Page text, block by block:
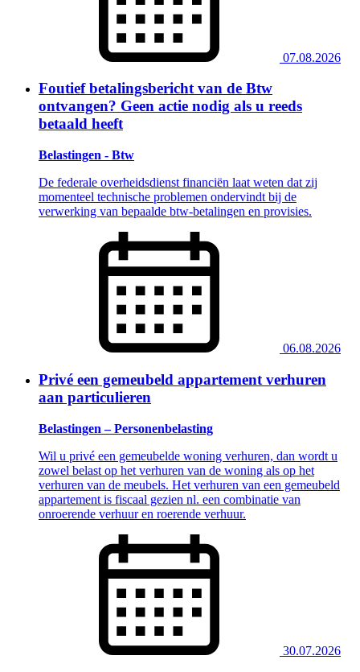
07.08.2026
Foutief betalingsbericht van de Btw
ontvangen? Geen actie nodig als u reeds
betaald heeft
Belastingen - Btw
De federale overheidsdienst financiën laat weten dat zij
momenteel technische problemen ondervindt bij de
verwerking van bepaalde btw-betalingen en provisies.
06.08.2026
Privé een gemeubeld appartement verhuren
aan particulieren
Belastingen – Personenbelasting
Wil u privé een gemeubelde woning verhuren, dan wordt u
zowel belast op het verhuren van de woning als op het
verhuren van de meubels. Het verhuren van een gemeubeld
appartement is fiscaal gezien nl. een combinatie van
onroerende verhuur en roerende verhuur.
30.07.2026